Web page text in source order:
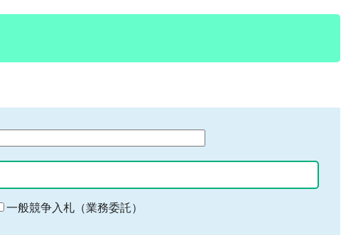
一般競争入札（業務委託）